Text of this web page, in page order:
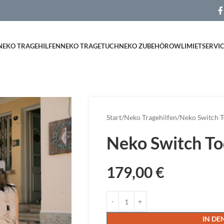
TRAGEHILFENNEKO TRAGETUCHNEKO ZUBEHÖROWLI
Start Neko Tragehilfen Neko Switch
Neko Switch
179,00€
IN